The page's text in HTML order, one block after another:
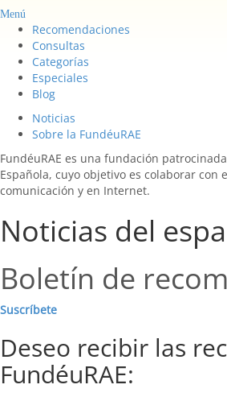
Menú
Recomendaciones
Consultas
Categorías
Especiales
Blog
Noticias
Sobre la FundéuRAE
FundéuRAE es una fundación
Española, cuyo objetivo es colaborar
comunicación y en Internet.
Noticias del
Boletín de
Suscríbete
Deseo recibir las
FundéuRAE: